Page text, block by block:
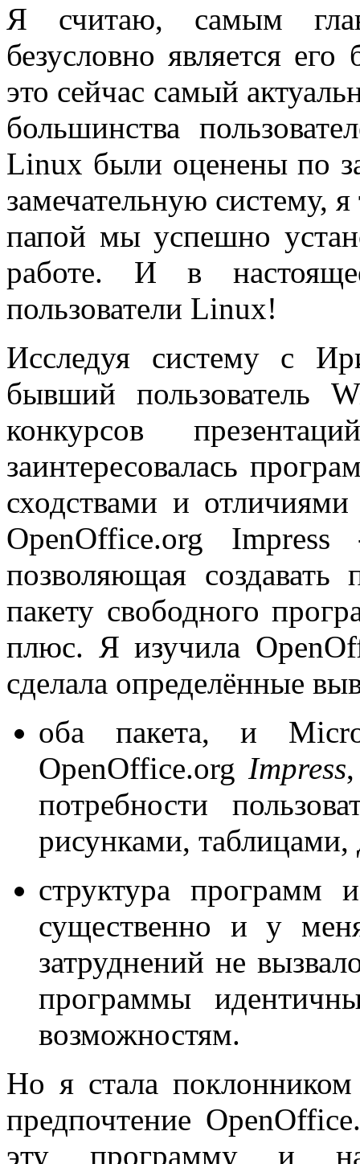
Я считаю, самым
безусловно является
это сейчас самый
большинства
Linux были оценены по
замечательную систему,
папой мы успешно
работе. И в
пользователи Linux!
Исследуя систему с
бывший пользователь
конкурсов
заинтересовалась
сходствами и
OpenOffice.org
позволяющая создавать
пакету свободного
плюс. Я изучила
сделала определённые
оба пакета, и
OpenOffice.org Impress
потребности
рисунками,
структура программ
существенно и у
затруднений не
программы
возможностям.
Но я стала
предпочтение
эту программу и